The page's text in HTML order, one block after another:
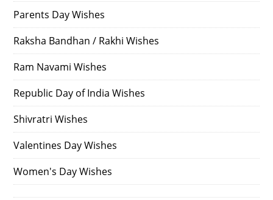
Parents Day Wishes
Raksha Bandhan / Rakhi Wishes
Ram Navami Wishes
Republic Day of India Wishes
Shivratri Wishes
Valentines Day Wishes
Women's Day Wishes